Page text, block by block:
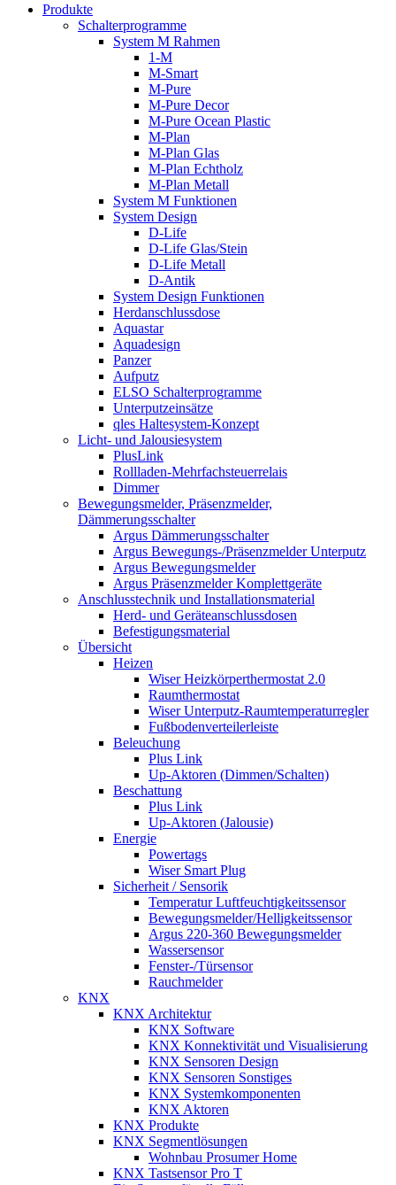
Produkte
Schalterprogramme
System M Rahmen
1-M
M-Smart
M-Pure
M-Pure Decor
M-Pure Ocean Plastic
M-Plan
M-Plan Glas
M-Plan Echtholz
M-Plan Metall
System M Funktionen
System Design
D-Life
D-Life Glas/Stein
D-Life Metall
D-Antik
System Design Funktionen
Herdanschlussdose
Aquastar
Aquadesign
Panzer
Aufputz
ELSO Schalterprogramme
Unterputzeinsätze
qles Haltesystem-Konzept
Licht- und Jalousiesystem
PlusLink
Rollladen-Mehrfachsteuerrelais
Dimmer
Bewegungsmelder, Präsenzmelder,
Dämmerungsschalter
Argus Dämmerungsschalter
Argus Bewegungs-/Präsenzmelder Unterputz
Argus Bewegungsmelder
Argus Präsenzmelder Komplettgeräte
Anschlusstechnik und Installationsmaterial
Herd- und Geräteanschlussdosen
Befestigungsmaterial
Übersicht
Heizen
Wiser Heizkörperthermostat 2.0
Raumthermostat
Wiser Unterputz-Raumtemperaturregler
Fußbodenverteilerleiste
Beleuchung
Plus Link
Up-Aktoren (Dimmen/Schalten)
Beschattung
Plus Link
Up-Aktoren (Jalousie)
Energie
Powertags
Wiser Smart Plug
Sicherheit / Sensorik
Temperatur Luftfeuchtigkeitssensor
Bewegungsmelder/Helligkeitssensor
Argus 220-360 Bewegungsmelder
Wassersensor
Fenster-/Türsensor
Rauchmelder
KNX
KNX Architektur
KNX Software
KNX Konnektivität und Visualisierung
KNX Sensoren Design
KNX Sensoren Sonstiges
KNX Systemkomponenten
KNX Aktoren
KNX Produkte
KNX Segmentlösungen
Wohnbau Prosumer Home
KNX Tastsensor Pro T